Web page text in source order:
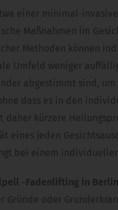
einer minimal-
Maßnahmen im
Methoden können
Umfeld weniger
abgestimmt sind,
dass es in den
daher kürzere
jeden
bei einem
-Fadenlifting in
oder